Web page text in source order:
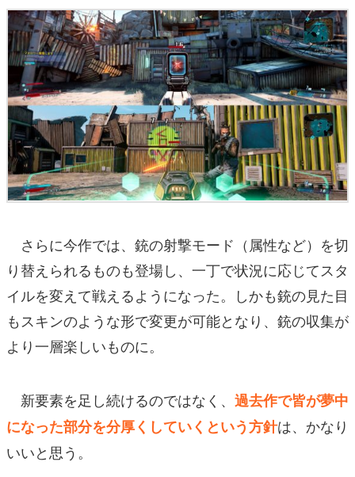
さらに今作では、銃の射撃モード（属性など）を切
り替えられるものも登場し、一丁で状況に応じてスタ
イルを変えて戦えるようになった。しかも銃の見た目
もスキンのような形で変更が可能となり、銃の収集が
より一層楽しいものに。
新要素を足し続けるのではなく、 過去作で皆が夢中
になった部分を分厚くしていくという方針は、かなり
いいと思う。